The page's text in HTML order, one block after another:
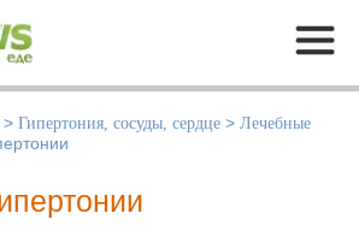
Меню
> Гипертония, сосуды, сердце > Лечебные